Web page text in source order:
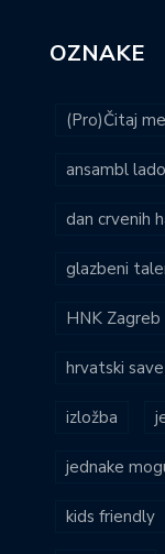
OZNAKE
(Pro)Čitaj
ansambl lado
dan crvenih
glazbeni
HNK Zagreb
hrvatski
izložba
jednake
kids friendly